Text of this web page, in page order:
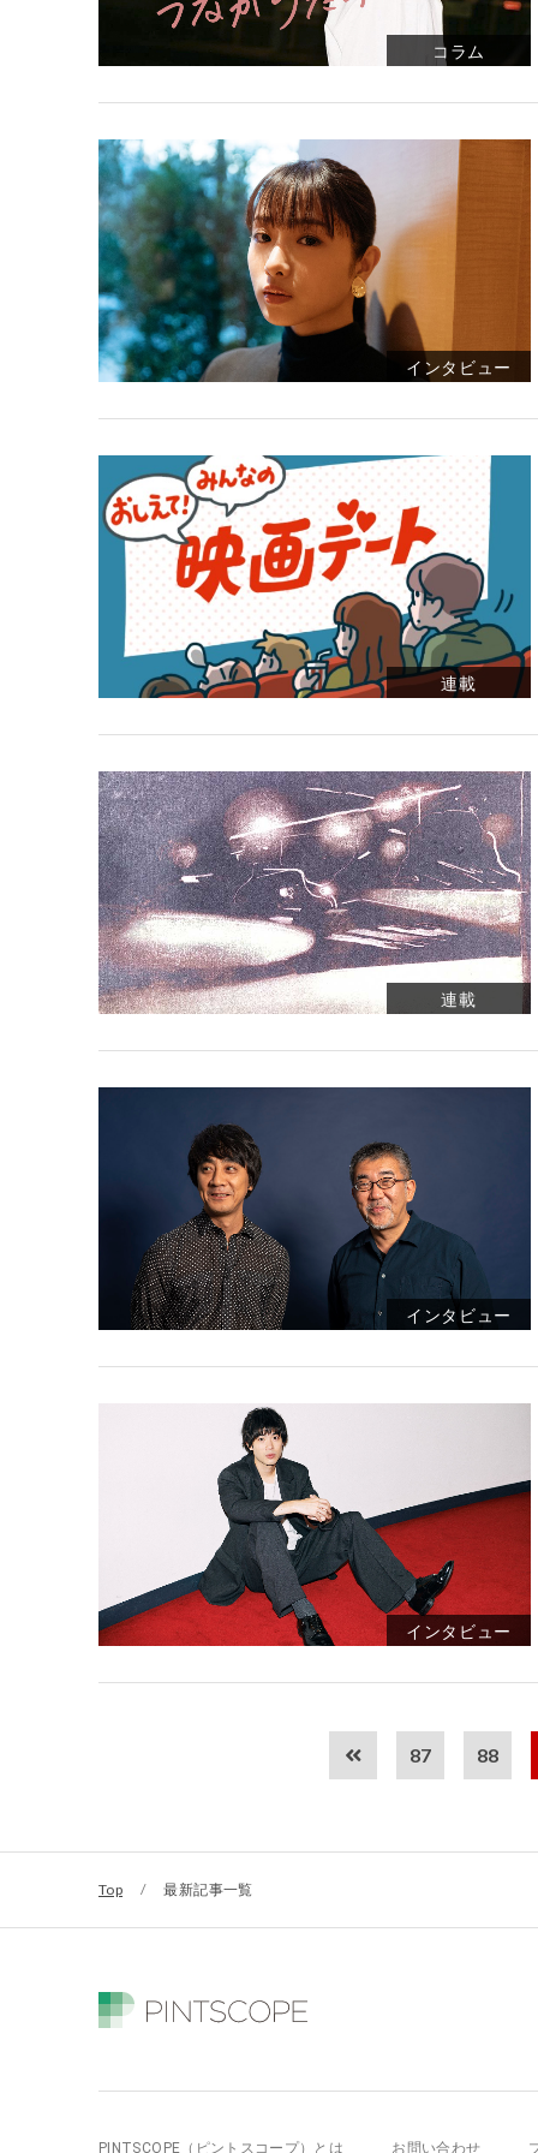
コラム
インタビュー
連載
連載
インタビュー
インタビュー
87 88
Top / 最新記事一覧
PINTSCOPE（ピントスコープ）とは お問い合わせ